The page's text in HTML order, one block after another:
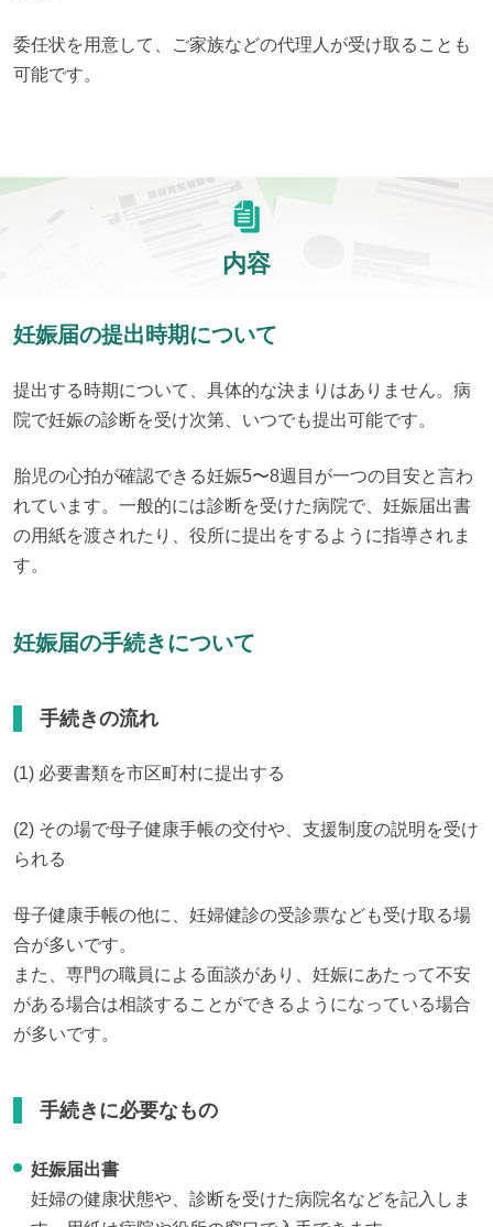
委任状を用意して、ご家族などの代理人が受け取ることも
可能です。
内容
妊娠届の提出時期について
提出する時期について、具体的な決まりはありません。病
院で妊娠の診断を受け次第、いつでも提出可能です。
胎児の心拍が確認できる妊娠5〜8週目が一つの目安と言わ
れています。一般的には診断を受けた病院で、妊娠届出書
の用紙を渡されたり、役所に提出をするように指導されま
す。
妊娠届の手続きについて
手続きの流れ
(1) 必要書類を市区町村に提出する
(2) その場で母子健康手帳の交付や、支援制度の説明を受け
られる
母子健康手帳の他に、妊婦健診の受診票なども受け取る場
合が多いです。
また、専門の職員による面談があり、妊娠にあたって不安
がある場合は相談することができるようになっている場合
が多いです。
手続きに必要なもの
妊娠届出書
妊婦の健康状態や、診断を受けた病院名などを記入しま